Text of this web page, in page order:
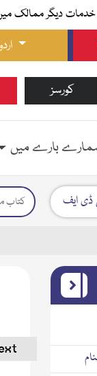
دیگر ممالک
اردو
کورسز
بارے میں
ڈی ایف